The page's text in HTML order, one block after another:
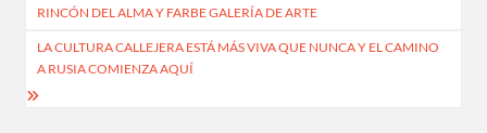
RINCÓN DEL ALMA Y FARBE GALERÍA DE ARTE
LA CULTURA CALLEJERA ESTÁ MÁS VIVA QUE NUNCA Y EL CAMINO
A RUSIA COMIENZA AQUÍ